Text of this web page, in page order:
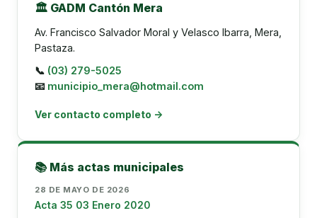
🏛️ GADM Cantón Mera
Av. Francisco Salvador Moral y Velasco Ibarra, Mera,
Pastaza.
📞 (03) 279-5025
📧 municipio_mera@hotmail.com
Ver contacto completo →
📚 Más actas municipales
28 DE MAYO DE 2026
Acta 35 03 Enero 2020